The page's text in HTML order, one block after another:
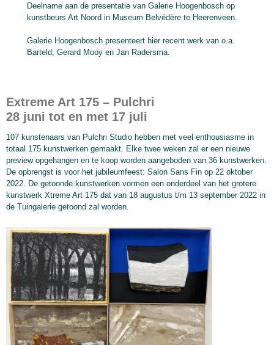
Deelname aan de presentatie van Galerie Hoogenbosch op
kunstbeurs Art Noord in Museum Belvédère te Heerenveen.
Galerie Hoogenbosch presenteert hier recent werk van o.a.
Barteld, Gerard Mooy en Jan Radersma.
Extreme Art 175 – Pulchri
28 juni tot en met 17 juli
107 kunstenaars van Pulchri Studio hebben met veel enthousiasme in
totaal 175 kunstwerken gemaakt. Elke twee weken zal er een nieuwe
preview opgehangen en te koop worden aangeboden van 36 kunstwerken.
De opbrengst is voor het jubileumfeest: Salon Sans Fin op 22 oktober
2022. De getoonde kunstwerken vormen een onderdeel van het grotere
kunstwerk Xtreme Art 175 dat van 18 augustus t/m 13 september 2022 in
de Tuingalerie getoond zal worden.